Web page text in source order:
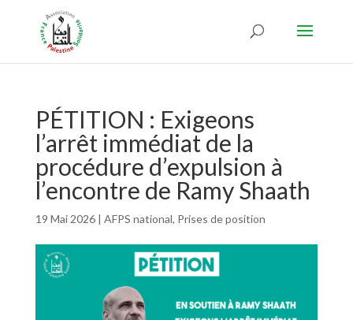
PÉTITION : Exigeons
l’arrêt immédiat de la
procédure d’expulsion à
l’encontre de Ramy Shaath
19 Mai 2026| AFPS national, Prises de position